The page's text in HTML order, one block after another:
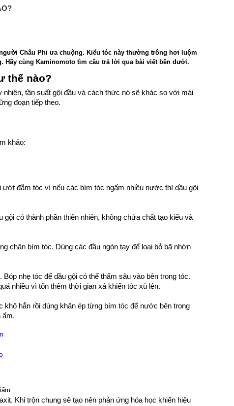
Châu Phi ưa chuộng. Kiểu tóc này thường trông hơi luộm
cùng Kaminomoto tìm câu trả lời qua bài viết bên dưới.
thế nào?
tần suất gội đầu và cách thức nó sẽ khác so với mái
đoạn tiếp theo.
khảo:
đẫm tóc vì nếu các bím tóc ngấm nhiều nước thì dầu gội
có thành phần thiên nhiên, không chứa chất tạo kiểu và
chân bím tóc. Dùng các đầu ngón tay để loại bỏ bã nhờn
nhẹ tóc để dầu gội có thể thấm sâu vào bên trong tóc.
nhiều vì tốn thêm thời gian xả khiến tóc xù lên.
hẳn rồi dùng khăn ép từng bím tóc để nước bên trong
ẩm.
Khi trộn chung sẽ tạo nên phản ứng hóa học khiến hiệu